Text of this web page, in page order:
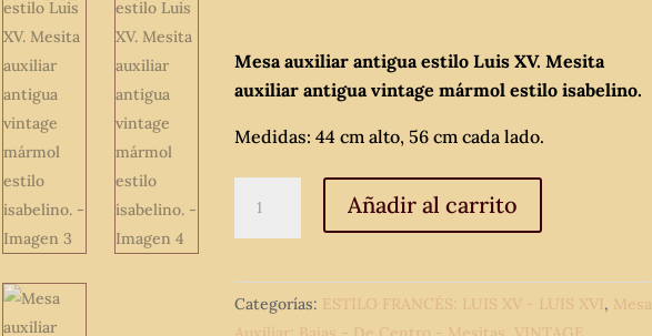
Mesa auxiliar antigua estilo Luis XV. Mesita
auxiliar antigua vintage mármol estilo isabelino.
Medidas: 44 cm alto, 56 cm cada lado.
auxiliar
estilo
Luis
Añadir al carrito
Categorías: ESTILO FRANCÉS: LUIS XV - LUIS XVI, Mesa